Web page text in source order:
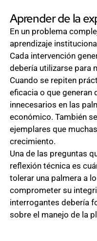
Aprender de la
En un problema
aprendizaje
Cada intervención
debería utilizarse para
Cuando se repiten
eficacia o que generan
innecesarios en las
económico. También
ejemplares que
crecimiento.
Una de las preguntas
reflexión técnica es
tolerar una palmera a
comprometer su
interrogantes debería
sobre el manejo de la